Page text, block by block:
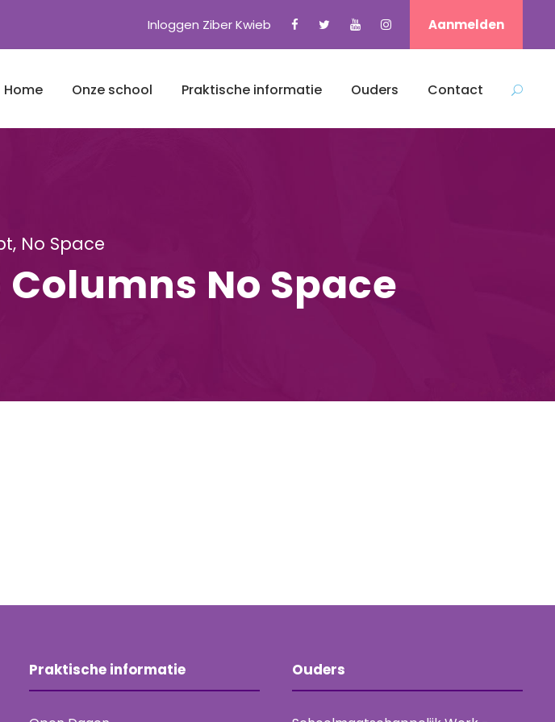
Inloggen Ziber Kwieb Aanmelden
Home Onze school Praktische informatie Ouders Contact
No Space
No Space
Praktische informatie Ouders